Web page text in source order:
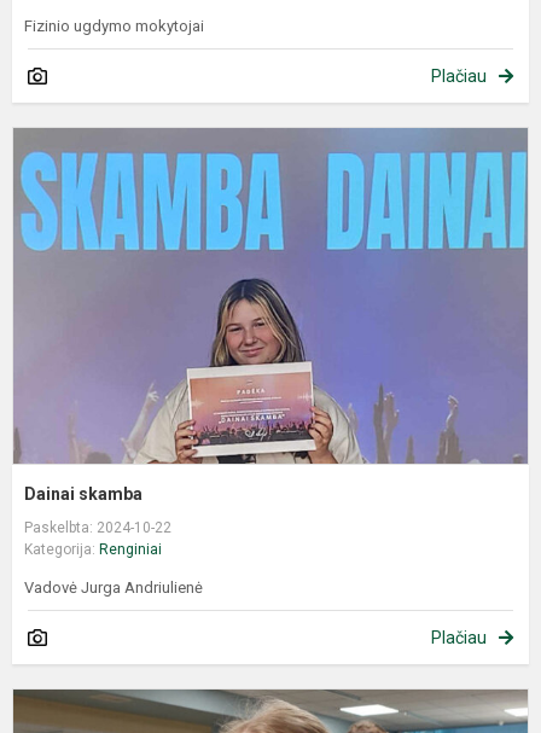
Fizinio ugdymo mokytojai
Plačiau
Dainai skamba
Paskelbta: 2024-10-22
Kategorija: Renginiai
Vadovė Jurga Andriulienė
Plačiau